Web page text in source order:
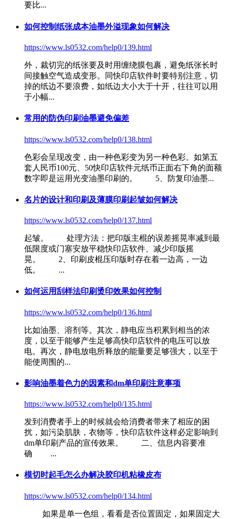
要比...
如何控制纸张成本油墨外溢现象如何解决
https://www.ls0532.com/help0/139.html
外，裁切完的纸张要及时用缠绕膜包裹，避免纸张长时
间接触空气造成变形。同快印店软件时要特别注意，切
掉的纸边不要浪费，如纸边大小大于十开，往往可以用
于小幅...
常用的防伪印刷油墨避免偏差
https://www.ls0532.com/help0/138.html
色彩会呈现改变，由一种色彩变为另一种色彩。如第五
套人民币100元、50快印店软件元纸币正面右下角的面额
数字即是运用光变油墨印刷的。 5、防复印油墨...
名片的设计和印刷及薄膜印刷起皱如何解决
https://www.ls0532.com/help0/137.html
起皱。 处理方法：把印版主棍的误差摇晃率减到最
低限度或门塞安放平稳快印店软件 、减少印版摇
晃。 2、印刷皮棍压印版时存在着一边高，一边
低。 ...
如何运用刮样法印刷烫印效果如何控制
https://www.ls0532.com/help0/136.html
比如油墨、溶剂等。其次，静电应当积累到相当的浓
度，以至于能够产生足够高快印店软件的电压可以放
电。再次，静电放电所释放的能量要足够强大，以至于
能使周围的...
影响油墨着色力的因素和dm单印刷注意事项
https://www.ls0532.com/help0/135.html
发到消费者手上的时候就会给消费者带来了相应的困
扰，如污染肌肤，衣物等，快印店软件这样必定影响到
dm单印刷产品的宣传效果。 二、信息内容要准
确 ...
模切时起毛怎么办解决胶印机粘橡皮布
https://www.ls0532.com/help0/134.html
如果是单一色组，看看是否位置固定，如果固定大